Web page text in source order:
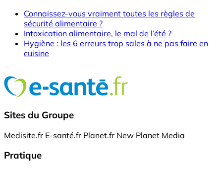
Connaissez-vous vraiment toutes les règles de
sécurité alimentaire ?
Intoxication alimentaire, le mal de l’été ?
Hygiène : les 6 erreurs trop sales à ne pas faire en
cuisine
Sites du Groupe
Medisite.fr E-santé.fr Planet.fr New Planet Media
Pratique